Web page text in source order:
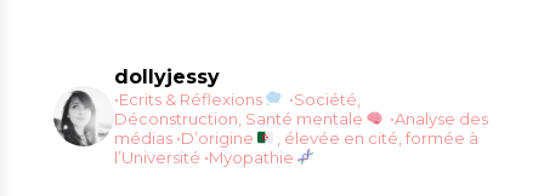
dollyjessy
•Ecrits & Réflexions
•Société,
Déconstruction, Santé mentale
•Analyse des
médias •D’origine
, élevée en cité, formée à
l’Université •Myopathie